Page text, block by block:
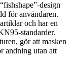
design
för användaren.
och har en
standarder.
gör att masken
andning utan att